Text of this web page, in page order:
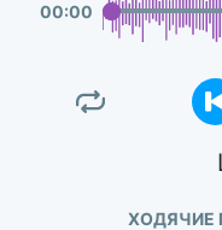
00:00
ХОДЯЧИЕ